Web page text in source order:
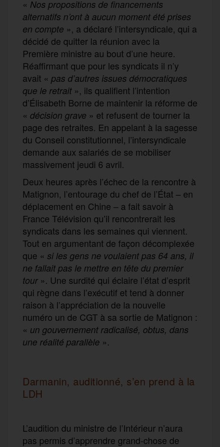
« Nos propositions de financements
alternatifs n’ont à aucun moment été prises
en compte », a déclaré l’intersyndicale, qui a
décidé de quitter la réunion avec la
Première ministre au bout d’une heure.
Réaffirmant que pour les syndicats il n’y
avait « pas d’autres issues démocratiques
que le retrait», ils qualifient l’intention
d’Élisabeth Borne de maintenir la réforme de
« décision grave » et refusent de tourner la
page des retraites. En appelant à la sagesse
du Conseil constitutionnel, l’intersyndicale
demande aux salariés de se mobiliser
massivement jeudi 6 avril.
Deux heures après l’échec de la rencontre à
Matignon, l’entourage du chef de l’État – en
déplacement en Chine – a fait savoir à
France Télévision qu’il rencontrerait les
syndicats dans les semaines qui viennent.
Tout en argumentant de façon décomplexée
que « si les gens ne voulaient pas 64 ans, il
ne fallait pas le mettre en tête du premier
tour». Une surdité qui éclaire l’état d’esprit
qui règne dans l’exécutif et tend à donner
raison à l’appréciation de la nouvelle
numéro un de CGT à sa sortie de Matignon :
« un gouvernement radicalisé, obtus, dans
une réalité parallèle ».
Darmanin, auditionné, s’en prend à la
LDH
L’audition du ministre de l’Intérieur n’aura
pas permis d’apprendre grand-chose de